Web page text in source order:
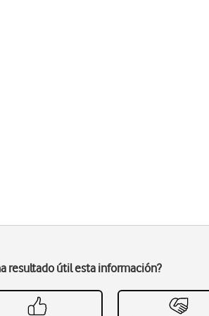
resultado útil esta información?